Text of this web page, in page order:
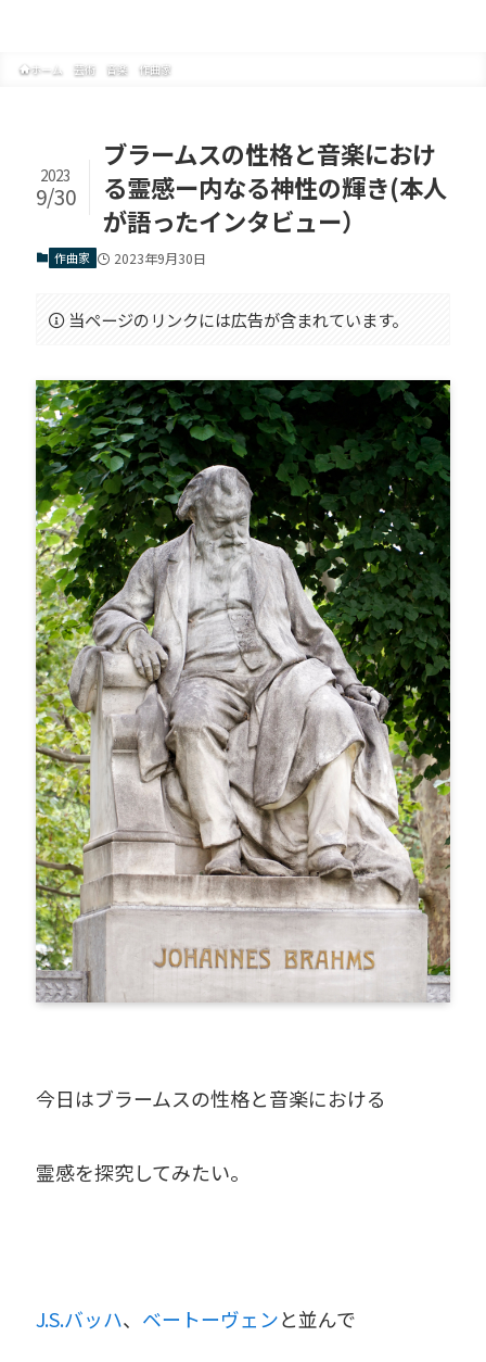
ホーム 芸術 音楽 作曲家
ブラームスの性格と音楽におけ
る霊感ー内なる神性の輝き(本人
が語ったインタビュー）
2023
9/30
作曲家 2023年9月30日
当ページのリンクには広告が含まれています。
今日はブラームスの性格と音楽における
霊感を探究してみたい。
J.S.バッハ、 ベートーヴェンと並んで